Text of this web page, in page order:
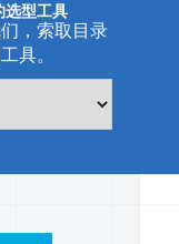
选型工具
，索取目录
具。